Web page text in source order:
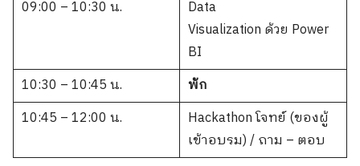
09:00 – 10:30 น.
Data
Visualization ด้วย Power
BI
10:30 – 10:45 น.
พัก
10:45 – 12:00 น.
Hackathon โจทย์ (ของผู้
เข้าอบรม) / ถาม – ตอบ